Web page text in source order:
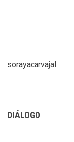
sorayacarvajal
DIÁLOGO